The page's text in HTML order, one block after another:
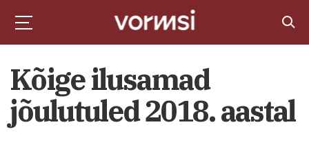
Kõige ilusamad
jõulutuled 2018. aastal